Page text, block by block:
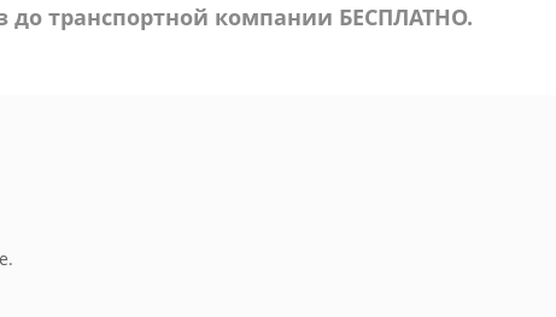
до транспортной компании БЕСПЛАТНО.